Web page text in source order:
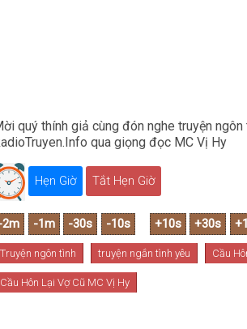
quý thính giả cùng đón nghe truyện
qua giọng đọc MC Vị Hy
Hẹn Giờ Tắt Hẹn Giờ
Truyện ngôn tình truyện ngắn tình yêu Cầu
Cầu Hôn Lại Vợ Cũ MC Vị Hy